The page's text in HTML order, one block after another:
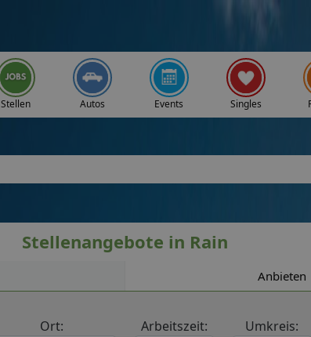
Stellen Autos Events Singles
Stellenangebote in Rain
Anbieten
Ort: Arbeitszeit: Umkreis: